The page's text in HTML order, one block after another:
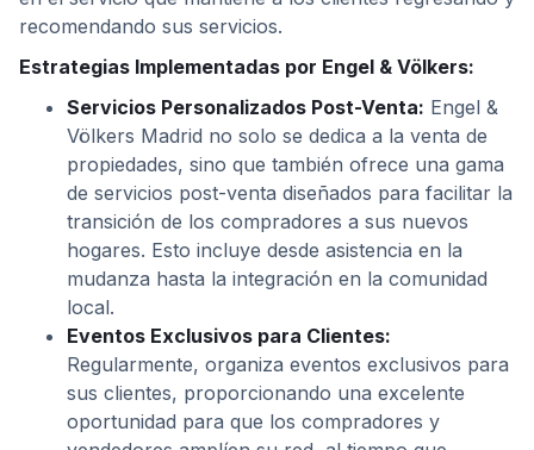
recomendando sus servicios.
Estrategias Implementadas por Engel & Völkers:
Servicios Personalizados Post-Venta: Engel &
Völkers Madrid no solo se dedica a la venta de
propiedades, sino que también ofrece una gama
de servicios post-venta diseñados para facilitar la
transición de los compradores a sus nuevos
hogares. Esto incluye desde asistencia en la
mudanza hasta la integración en la comunidad
local.
Eventos Exclusivos para Clientes:
Regularmente, organiza eventos exclusivos para
sus clientes, proporcionando una excelente
oportunidad para que los compradores y